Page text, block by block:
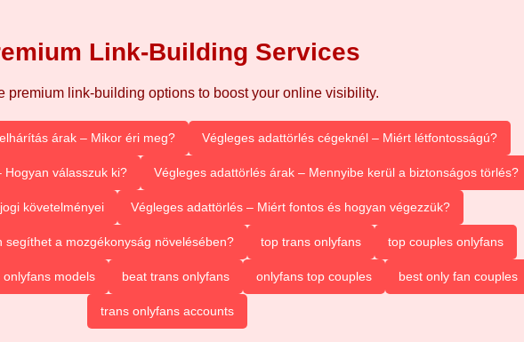
Link-Building Services
premium link-building options to boost your online visibility.
árak – Mikor éri meg? Végleges adattörlés cégeknél – Miért létfontosságú?
válasszuk ki? Végleges adattörlés árak – Mennyibe kerül a biztonságos törlés?
követelményei Végleges adattörlés – Miért fontos és hogyan végezzük?
segíthet a mozgékonyság növelésében? top trans onlyfans top couples onlyfans
models beat trans onlyfans onlyfans top couples best only fan couples
trans onlyfans accounts